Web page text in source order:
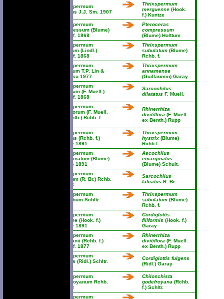
Thrixspermum
comans J.J. Sm. 1907
Thrixspermum
merguense (Hook.
f.) Kuntze
Thrixspermum
compressum (Blume)
Rchb. f. 1868
Pteroceras
compressum
(Blume) Holttum
Thrixspermum
croceum (Lindl.)
Rchb. f. 1868
Thrixspermum
subulatum (Blume)
Rchb. f.
Thrixspermum
devolium T.P. Lin &
C.C. Hsu 1977
Thrixspermum
annamense
(Guillaumin) Garay
Thrixspermum
dilatatum (F. Muell.)
Rchb. f. 1868
Sarcochilus
dilatatus F. Muell.
Thrixspermum
divitiflorum (F. Muell.
ex Benth.) Rchb. f.
Rhinerrhiza
divitiflora (F. Muell.
ex Benth.) Rupp
Thrixspermum
elegans (Rchb. f.)
Kuntze 1891
Thrixspermum
hystrix (Blume)
Rchb.f.
Thrixspermum
emarginatum (Blume)
Kuntze 1891
Ascochilus
emarginatus
(Blume) Schuit.
Thrixspermum
falcatum (R. Br.) Rchb.
f. 1868
Sarcochilus
falcatus R. Br.
Thrixspermum
falcilobum Schltr.
Thrixspermum
subulatum (Blume)
Rchb. f.
Thrixspermum
filiforme (Hook. f.)
Kuntze 1891
Cordiglottis
filiformis (Hook. f.)
Garay
Thrixspermum
freemanii (Rchb. f.)
Rchb. f. 1877
Rhinerrhiza
divitiflora (F. Muell.
ex Benth.) Rupp
Thrixspermum
fulgens (Ridl.) Schltr.
Cordiglottis fulgens
(Ridl.) Garay
Thrixspermum
godefroyanum Rchb.
f. 1868
Chiloschista
godefroyana (Rchb.
f.) Schltr.
Thrixspermum